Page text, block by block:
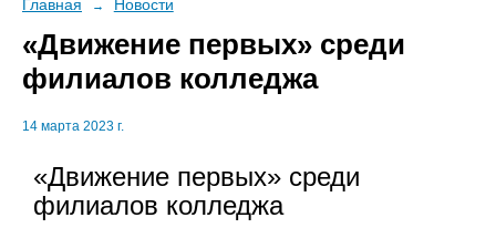
Главная → Новости
«Движение первых» среди
филиалов колледжа
14 марта 2023 г.
«Движение первых» среди
филиалов колледжа